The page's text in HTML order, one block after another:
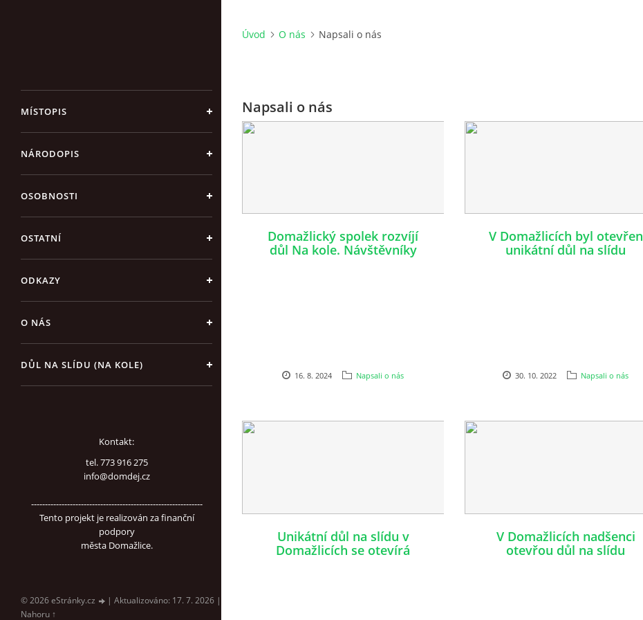
MÍSTOPIS
NÁRODOPIS
OSOBNOSTI
OSTATNÍ
ODKAZY
O NÁS
DŮL NA SLÍDU (NA KOLE)
Kontakt:
tel. 773 916 275
info@domdej.cz
--------------------------------------------------------------
Tento projekt je realizován za finanční
podpory
města Domažlice.
© 2026 eStránky.cz | Aktualizováno: 17. 7. 2026 |
Nahoru ↑
Úvod O nás Napsali o nás
Napsali o nás
Domažlický spolek rozvíjí
důl Na kole. Návštěvníky
16. 8. 2024 Napsali o nás
V Domažlicích byl otevřen
unikátní důl na slídu
30. 10. 2022 Napsali o nás
Unikátní důl na slídu v
Domažlicích se otevírá
V Domažlicích nadšenci
otevřou důl na slídu